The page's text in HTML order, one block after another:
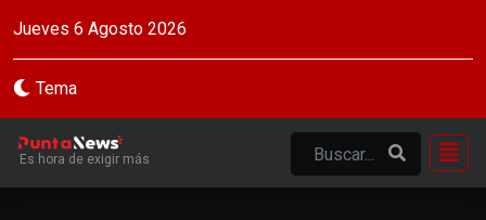
Jueves 6 Agosto 2026
Tema
Es hora de exigir más